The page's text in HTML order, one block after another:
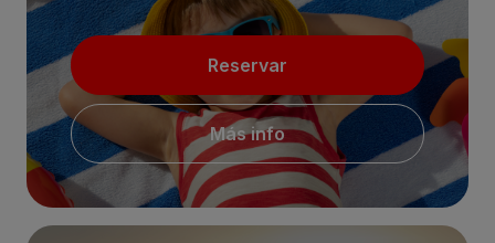
Reservar
Más info